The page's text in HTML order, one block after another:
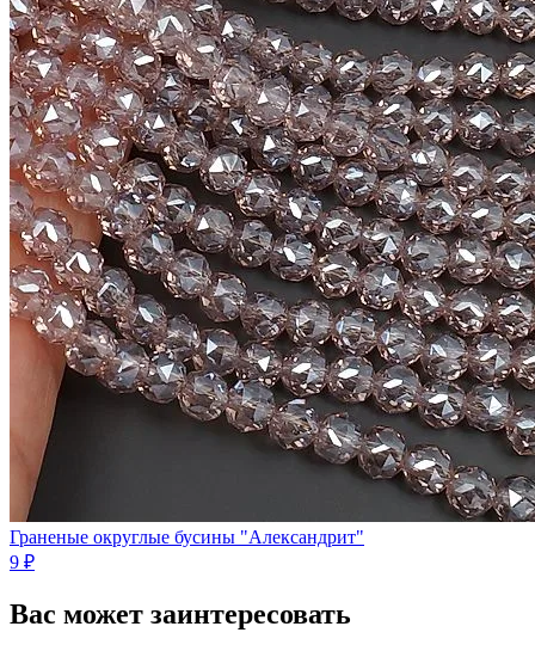
Граненые округлые бусины "Александрит"
9 ₽
Вас может заинтересовать